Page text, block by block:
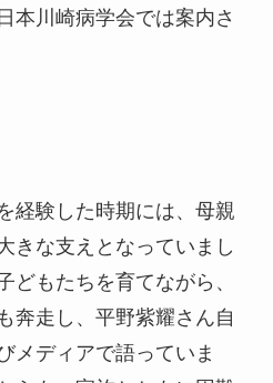
本川崎病学会では案内さ
経験した時期には、母親
きな支えとなっていまし
どもたちを育てながら、
奔走し、平野紫耀さん自
メディアで語っていま